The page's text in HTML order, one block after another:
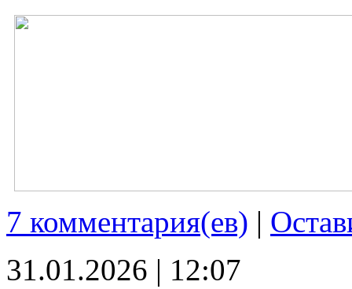
7 комментария(ев) |
31.01.2026 | 12:07